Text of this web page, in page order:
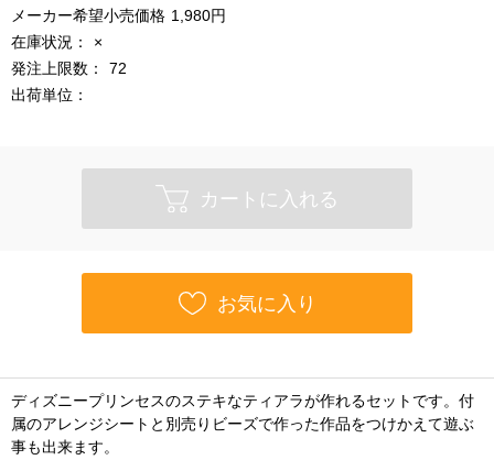
メーカー希望小売価格 1,980円
在庫状況：
×
発注上限数：
72
出荷単位：
カートに入れる
お気に入り
ディズニープリンセスのステキなティアラが作れるセットです。付
属のアレンジシートと別売りビーズで作った作品をつけかえて遊ぶ
事も出来ます。